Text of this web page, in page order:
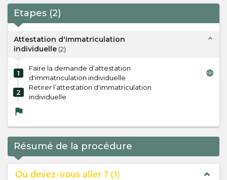
Etapes (2)
Attestation d'immatriculation
individuelle (2)
expand_less
1
Faire la demande d’attestation
d'immatriculation individuelle
language
2
Retirer l’attestation d'immatriculation
individuelle
flag
Résumé de la procédure
Où devez-vous aller ? 1 expand_less